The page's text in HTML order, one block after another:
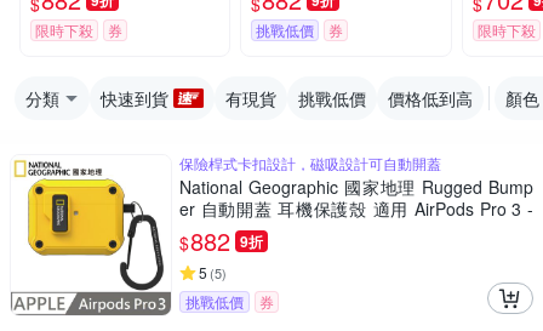
殼 適用 AirPods 4 - 黑
色
限時下殺 券
護殼 適用 AirPods Pr
o 3 - 黃色
挑戰低價 券
黑黃
限時下殺
分類 快速到貨 有現貨 挑戰低價 價格低到高 顏色
保險桿式卡扣設計，磁吸設計可自動開蓋
National Geographic 國家地理 Rugged Bump
er 自動開蓋 耳機保護殼 適用 AirPods Pro 3 -
黃色
$882 9折
5 (5)
挑戰低價
券